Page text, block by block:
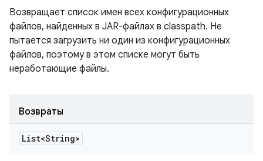
Возвращает список имен всех конфигурационных
файлов, найденных в JAR-файлах в classpath. Не
пытается загрузить ни один из конфигурационных
файлов, поэтому в этом списке могут быть
неработающие файлы.
Возвраты
List<String>